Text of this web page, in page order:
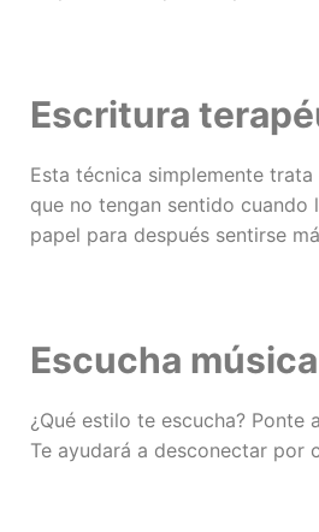
Escritura
Esta técnica simplemente
que no tengan sentido cuando
papel para después sentirse
Escucha
¿Qué estilo te escucha?
Te ayudará a desconectar por